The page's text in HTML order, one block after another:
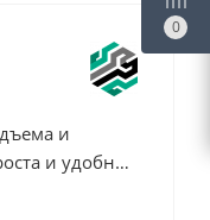
и
и удобна
работы
0